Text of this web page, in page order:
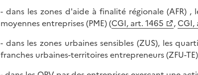
- dans les zones d'aide à finalité régionale (AFR) ,
moyennes entreprises (PME) (CGI, art. 1465 , CGI,
- dans les zones urbaines sensibles (ZUS), les
franches urbaines-territoires entrepreneurs (ZFU-